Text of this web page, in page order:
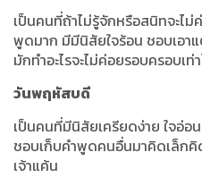
เป็นคนที่ถ้าไม่รู้จักหรือสนิทจะไ
พูดมาก มีมีนิสัยใจร้อน ชอบเอาแ
มักทำอะไรจะไม่ค่อยรอบครอบเท่
วันพฤหัสบดี
เป็นคนที่มีนิสัยเครียดง่าย ใจอ่อ
ชอบเก็บคำพูดคนอื่นมาคิดเล็ก
เจ้าแค้น